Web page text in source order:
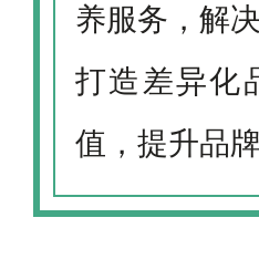
养服务，解
打造差异化
值，提升品